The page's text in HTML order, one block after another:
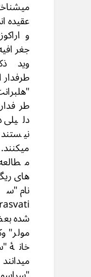
عقیده
و
وید
دلیلی
های
نام
شده